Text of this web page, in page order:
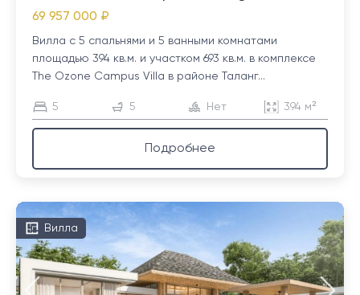
69 957 000 ₽
Вилла с 5 спальнями и 5 ванными комнатами
площадью 394 кв.м. и участком 693 кв.м. в комплексе
The Ozone Campus Villa в районе Таланг...
5 5 Нет 394 м²
Подробнее
Вилла